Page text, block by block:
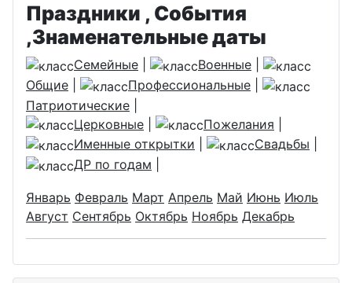
Праздники , События
,Знаменательные даты
Семейные Военные
Общие
Профессиональные
Патриотические
Церковные
Пожелания
Именные открытки
Свадьбы
ДР по годам
Январь Февраль Март Апрель Май Июнь Июль
Август Сентябрь Октябрь Ноябрь Декабрь